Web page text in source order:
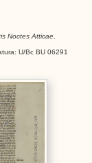
Noctes Atticae.
U/Bc BU 06291